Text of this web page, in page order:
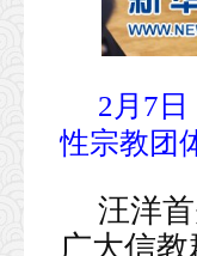
2月7
性宗教团
汪洋
广大信